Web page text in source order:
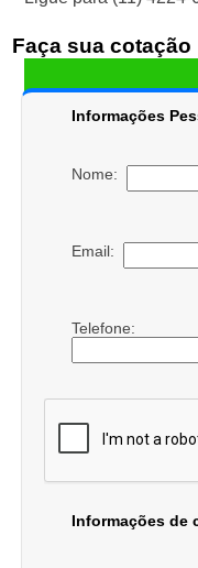
Faça sua cotação
Informações
Nome:
Email:
Telefone:
Informações de